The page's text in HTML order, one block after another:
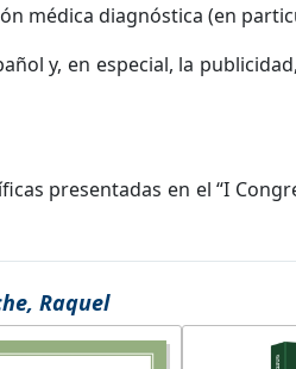
médica diagnóstica (en
y, en especial, la
presentadas en el “I
Raquel